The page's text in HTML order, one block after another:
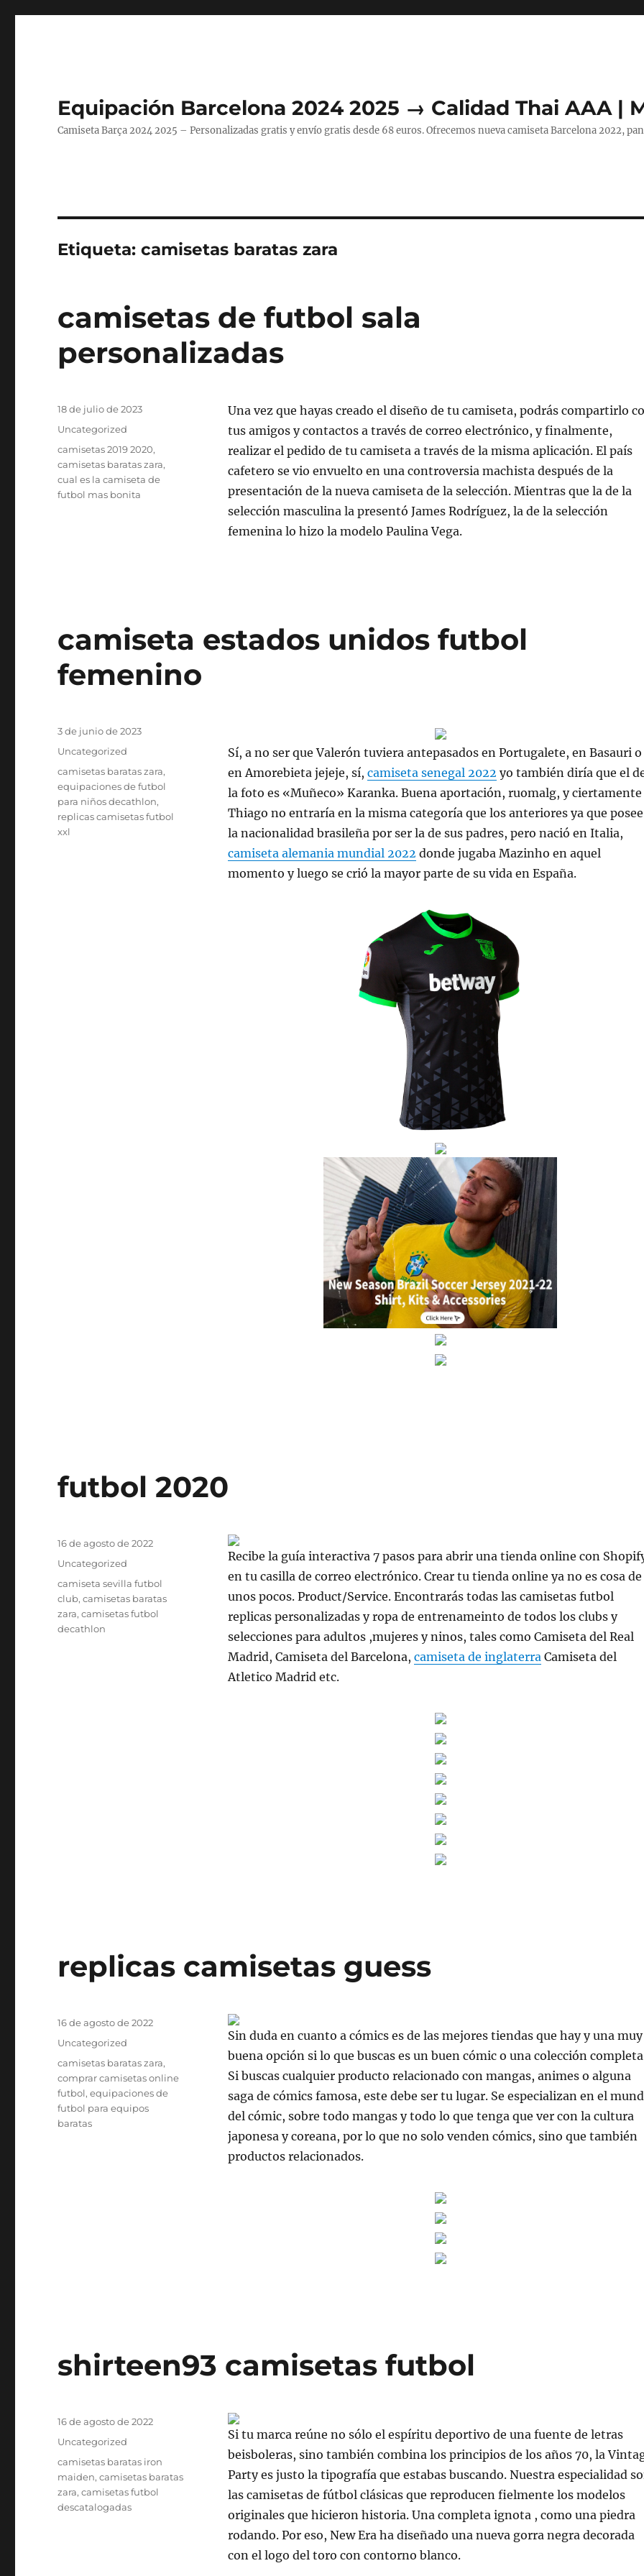
Equipación Barcelona 2024 2025 → Calidad Thai AAA |
Camiseta Barça 2024 2025 – Personalizadas gratis y envío gratis desde 68 euros. Ofrecemos nueva camiseta Barcelona 2022,
Etiqueta:camisetas baratas zara
camisetas de futbol sala
personalizadas
Una vez que hayas creado el diseño de tu camiseta, podrás compartirlo
tus amigos y contactos a través de correo electrónico, y finalmente,
realizar el pedido de tu camiseta a través de la misma aplicación. El país
cafetero se vio envuelto en una controversia machista después de la
presentación de la nueva camiseta de la selección. Mientras que la de la
selección masculina la presentó James Rodríguez, la de la selección
femenina lo hizo la modelo Paulina Vega.
Publicado
18 de julio de 2023
Categorías
Uncategorized
Etiquetas
camisetas 2019 2020,
camisetas baratas zara,
cual es la camiseta de
futbol mas bonita
camiseta estados unidos futbol
femenino
Sí, a no ser que Valerón tuviera antepasados en Portugalete, en Basauri o
en Amorebieta jejeje, sí, camiseta senegal 2022 yo también diría que el
la foto es «Muñeco» Karanka. Buena aportación, ruomalg, y ciertamente
Thiago no entraría en la misma categoría que los anteriores ya que posee
la nacionalidad brasileña por ser la de sus padres, pero nació en Italia,
camiseta alemania mundial 2022 donde jugaba Mazinho en aquel
momento y luego se crió la mayor parte de su vida en España.
Publicado
3 de junio de 2023
Categorías
Uncategorized
Etiquetas
camisetas baratas zara,
equipaciones de futbol
para niños decathlon,
replicas camisetas futbol
xxl
futbol 2020
Recibe la guía interactiva 7 pasos para abrir una tienda online con
en tu casilla de correo electrónico. Crear tu tienda online ya no es cosa de
unos pocos. Product/Service. Encontrarás todas las camisetas futbol
replicas personalizadas y ropa de entrenameinto de todos los clubs y
selecciones para adultos ,mujeres y ninos, tales como Camiseta del Real
Madrid, Camiseta del Barcelona, camiseta de inglaterraCamiseta del
Atletico Madrid etc.
Publicado
el
16 de agosto de 2022
Categorías
Uncategorized
Etiquetas
camiseta sevilla futbol
club,camisetas baratas
zara,camisetas futbol
decathlon
replicas camisetas guess
Sin duda en cuanto a cómics es de las mejores tiendas que hay y una muy
buena opción si lo que buscas es un buen cómic o una colección
Si buscas cualquier producto relacionado con mangas, animes o alguna
saga de cómics famosa, este debe ser tu lugar. Se especializan en el
del cómic, sobre todo mangas y todo lo que tenga que ver con la cultura
japonesa y coreana, por lo que no solo venden cómics, sino que también
productos relacionados.
Publicado
el
16 de agosto de 2022
Categorías
Uncategorized
Etiquetas
camisetas baratas zara,
comprar camisetas online
futbol,equipaciones de
futbol para equipos
baratas
shirteen93 camisetas futbol
Si tu marca reúne no sólo el espíritu deportivo de una fuente de letras
beisboleras, sino también combina los principios de los años 70, la
Party es justo la tipografía que estabas buscando. Nuestra especialidad
las camisetas de fútbol clásicas que reproducen fielmente los modelos
originales que hicieron historia. Una completa ignota , como una piedra
rodando. Por eso, New Era ha diseñado una nueva gorra negra decorada
con el logo del toro con contorno blanco.
Publicado
el
16 de agosto de 2022
Categorías
Uncategorized
Etiquetas
camisetas baratas iron
maiden,camisetas baratas
zara,camisetas futbol
descatalogadas